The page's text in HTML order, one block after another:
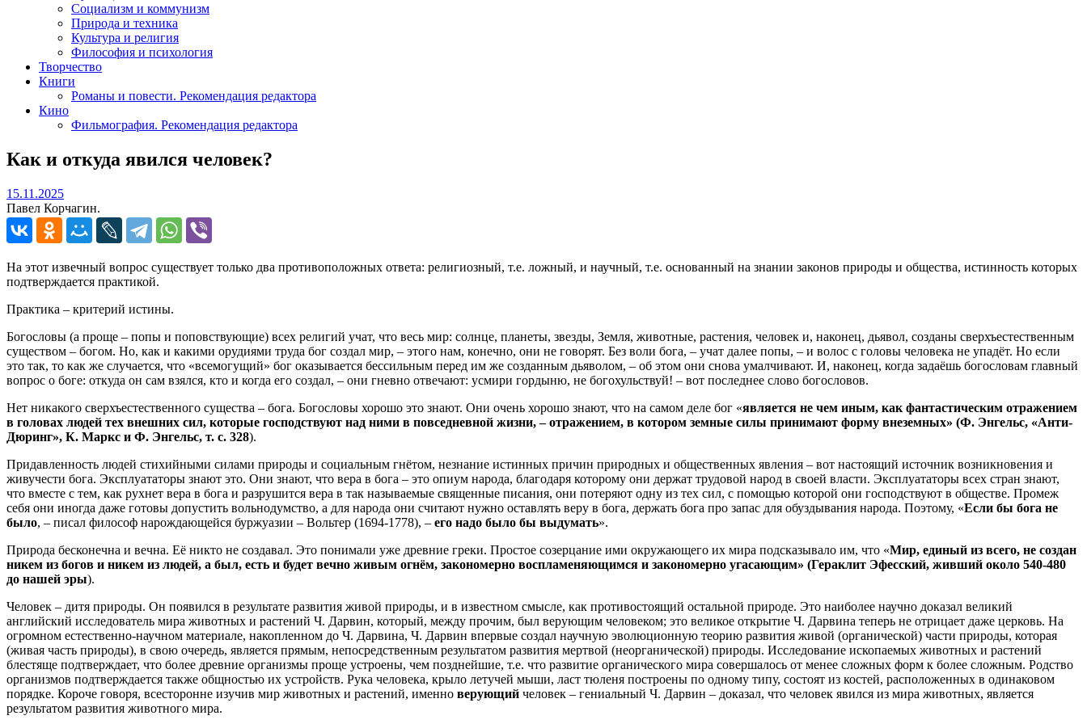
Социализм и коммунизм
Природа и техника
Культура и религия
Философия и психология
Творчество
Книги
Романы и повести. Рекомендация редактора
Кино
Фильмография. Рекомендация редактора
Как и откуда явился человек?
15.11.202515.11.2025
Павел Корчагин.
На этот извечный вопрос существует только два противоположных ответа: религиозный, т.е. ложный, и научный, т.е. основанный на знании законов природы и общества, истинность которых
подтверждается практикой.
Практика – критерий истины.
Богословы (а проще – попы и поповствующие) всех религий учат, что весь мир: солнце, планеты, звезды, Земля, животные, растения, человек и, наконец, дьявол, созданы сверхъестественным
существом – богом. Но, как и какими орудиями труда бог создал мир, – этого нам, конечно, они не говорят. Без воли бога, – учат далее попы, – и волос с головы человека не упадёт. Но если
это так, то как же случается, что «всемогущий» бог оказывается бессильным перед им же созданным дьяволом, – об этом они снова умалчивают. И, наконец, когда задаёшь богословам главный
вопрос о боге: откуда он сам взялся, кто и когда его создал, – они гневно отвечают: усмири гордыню, не богохульствуй! – вот последнее слово богословов.
Нет никакого сверхъестественного существа – бога. Богословы хорошо это знают. Они очень хорошо знают, что на самом деле бог «является не чем иным, как фантастическим отражением
в головах людей тех внешних сил, которые господствуют над ними в повседневной жизни, – отражением, в котором земные силы принимают форму внеземных» (Ф. Энгельс, «Анти-
Дюринг», К. Маркс и Ф. Энгельс, т. с. 328).
Придавленность людей стихийными силами природы и социальным гнётом, незнание истинных причин природных и общественных явления – вот настоящий источник возникновения и
живучести бога. Эксплуататоры знают это. Они знают, что вера в бога – это опиум народа, благодаря которому они держат трудовой народ в своей власти. Эксплуататоры всех стран знают,
что вместе с тем, как рухнет вера в бога и разрушится вера в так называемые священные писания, они потеряют одну из тех сил, с помощью которой они господствуют в обществе. Промеж
себя они иногда даже готовы допустить вольнодумство, а для народа они считают нужно оставлять веру в бога, держать бога про запас для обуздывания народа. Поэтому, «Если бы бога не
было, – писал философ нарождающейся буржуазии – Вольтер (1694-1778), – его надо было бы выдумать».
Природа бесконечна и вечна. Её никто не создавал. Это понимали уже древние греки. Простое созерцание ими окружающего их мира подсказывало им, что «Мир, единый из всего, не создан
никем из богов и никем из людей, а был, есть и будет вечно живым огнём, закономерно воспламеняющимся и закономерно угасающим» (Гераклит Эфесский, живший около 540-480
до нашей эры).
Человек – дитя природы. Он появился в результате развития живой природы, и в известном смысле, как противостоящий остальной природе. Это наиболее научно доказал великий
английский исследователь мира животных и растений Ч. Дарвин, который, между прочим, был верующим человеком; это великое открытие Ч. Дарвина теперь не отрицает даже церковь. На
огромном естественно-научном материале, накопленном до Ч. Дарвина, Ч. Дарвин впервые создал научную эволюционную теорию развития живой (органической) части природы, которая
(живая часть природы), в свою очередь, является прямым, непосредственным результатом развития мертвой (неорганической) природы. Исследование ископаемых животных и растений
блестяще подтверждает, что более древние организмы проще устроены, чем позднейшие, т.е. что развитие органического мира совершалось от менее сложных форм к более сложным. Родство
организмов подтверждается также общностью их устройств. Рука человека, крыло летучей мыши, ласт тюленя построены по одному типу, состоят из костей, расположенных в одинаковом
порядке. Короче говоря, всесторонне изучив мир животных и растений, именно верующий человек – гениальный Ч. Дарвин – доказал, что человек явился из мира животных, является
результатом развития животного мира.